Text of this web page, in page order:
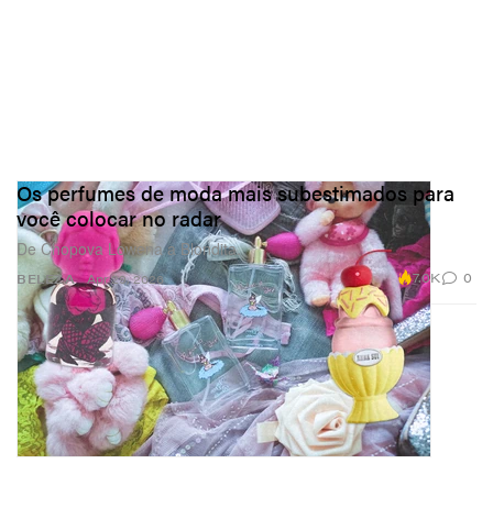
BELEZA
Os perfumes de moda mais subestimados para
você colocar no radar
De Chopova Lowena a Blondita.
Apr 29, 2026 7.0K 0